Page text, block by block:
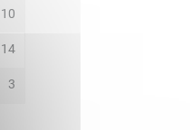
10
14
3